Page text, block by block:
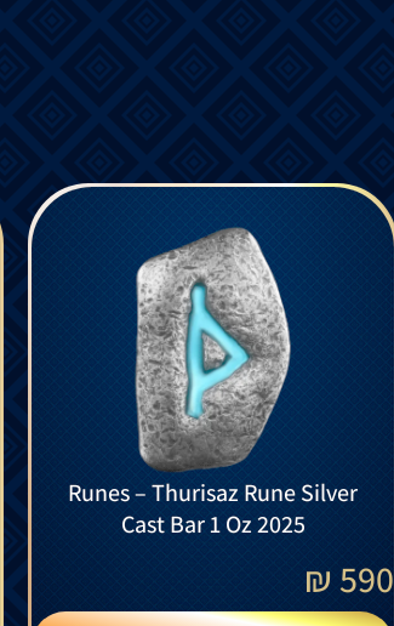
Runes – Thurisaz Rune Silver
Cast Bar 1 Oz 2025
590
₪